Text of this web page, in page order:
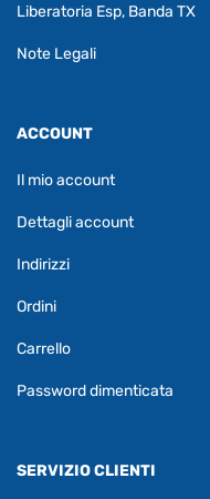
Liberatoria Esp, Banda TX
Note Legali
ACCOUNT
Il mio account
Dettagli account
Indirizzi
Ordini
Carrello
Password dimenticata
SERVIZIO CLIENTI